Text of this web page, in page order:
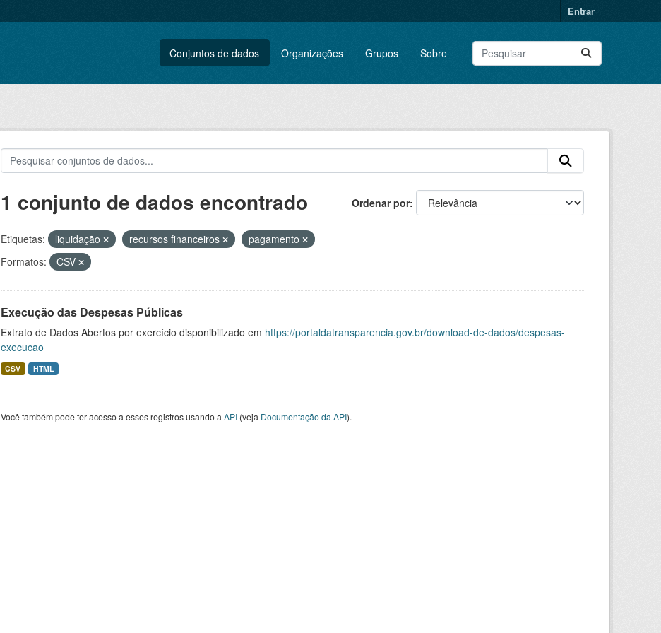
Entrar
Conjuntos de dados Organizações Grupos Sobre
Ordenar por
1 conjunto de dados encontrado
Etiquetas: liquidação recursos financeiros
pagamento
Formatos:
CSV
Execução das Despesas Públicas
Extrato de Dados Abertos por exercício disponibilizado em https://portaldatransparencia.gov.br/download-de-dados/despesas-
execucao
CSV HTML
Você também pode ter acesso a esses registros usando a API(veja Documentação da API).